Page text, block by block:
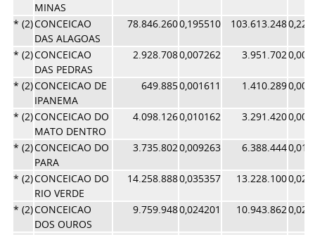
MINAS
* (2)CONCEICAO
DAS ALAGOAS
78.846.2600,195510 103.613.248
* (2)CONCEICAO
DAS PEDRAS
2.928.7080,007262 3.951.702
* (2)CONCEICAO DE
IPANEMA
649.8850,001611 1.410.289
* (2)CONCEICAO DO
MATO DENTRO
4.098.1260,010162 3.291.420
* (2)CONCEICAO DO
PARA
3.735.8020,009263 6.388.444
* (2)CONCEICAO DO
RIO VERDE
14.258.8880,035357 13.228.100
* (2)CONCEICAO
DOS OUROS
9.759.9480,024201 10.943.862